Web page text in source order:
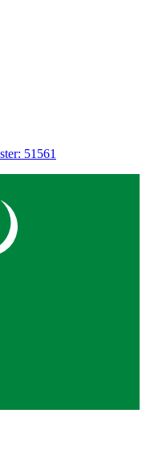
51561